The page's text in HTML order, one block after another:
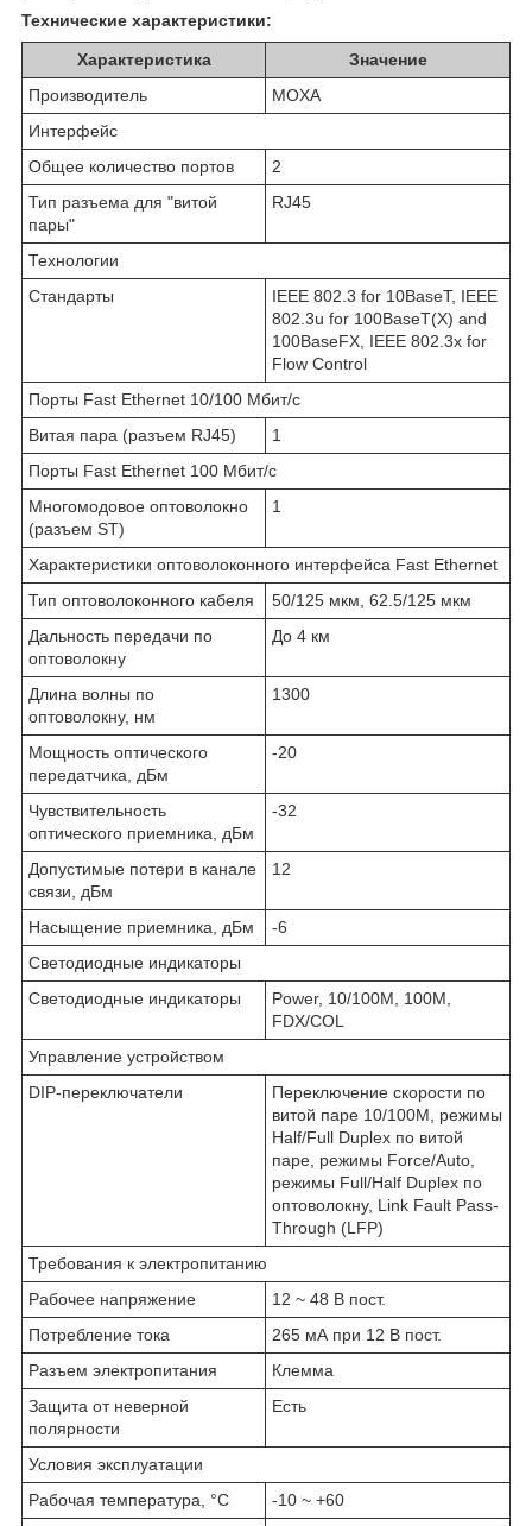
Технические характеристики:
Характеристика
Значение
Производитель
MOXA
Интерфейс
Общее количество портов
2
Тип разъема для "витой
пары"
RJ45
Технологии
Стандарты
IEEE 802.3 for 10BaseT, IEEE
802.3u for 100BaseT(X) and
100BaseFX, IEEE 802.3x for
Flow Control
Порты Fast Ethernet 10/100 Мбит/с
Витая пара (разъем RJ45)
1
Порты Fast Ethernet 100 Мбит/с
Многомодовое оптоволокно
(разъем ST)
1
Характеристики оптоволоконного интерфейса Fast Ethernet
Тип оптоволоконного кабеля
50/125 мкм, 62.5/125 мкм
Дальность передачи по
оптоволокну
До 4 км
Длина волны по
оптоволокну, нм
1300
Мощность оптического
передатчика, дБм
-20
Чувствительность
оптического приемника, дБм
-32
Допустимые потери в канале
связи, дБм
12
Насыщение приемника, дБм
-6
Светодиодные индикаторы
Светодиодные индикаторы
Power, 10/100M, 100M,
FDX/COL
Управление устройством
DIP-переключатели
Переключение скорости по
витой паре 10/100M, режимы
Half/Full Duplex по витой
паре, режимы Force/Auto,
режимы Full/Half Duplex по
оптоволокну, Link Fault Pass-
Through (LFP)
Требования к электропитанию
Рабочее напряжение
12 ~ 48 В пост.
Потребление тока
265 мА при 12 В пост.
Разъем электропитания
Клемма
Защита от неверной
полярности
Есть
Условия эксплуатации
Рабочая температура, °C
-10 ~ +60